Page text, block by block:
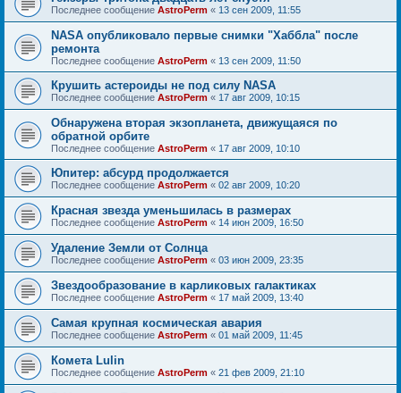
Последнее сообщение AstroPerm « 13 сен 2009, 11:55
NASA опубликовало первые снимки "Хаббла" после
ремонта
Последнее сообщение AstroPerm « 13 сен 2009, 11:50
Крушить астероиды не под силу NASA
Последнее сообщение AstroPerm « 17 авг 2009, 10:15
Обнаружена вторая экзопланета, движущаяся по
обратной орбите
Последнее сообщение AstroPerm « 17 авг 2009, 10:10
Юпитер: абсурд продолжается
Последнее сообщение AstroPerm « 02 авг 2009, 10:20
Красная звезда уменьшилась в размерах
Последнее сообщение AstroPerm « 14 июн 2009, 16:50
Удаление Земли от Солнца
Последнее сообщение AstroPerm « 03 июн 2009, 23:35
Звездообразование в карликовых галактиках
Последнее сообщение AstroPerm « 17 май 2009, 13:40
Самая крупная космическая авария
Последнее сообщение AstroPerm « 01 май 2009, 11:45
Комета Lulin
Последнее сообщение AstroPerm « 21 фев 2009, 21:10